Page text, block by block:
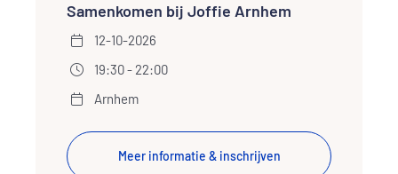
Samenkomen bij Joffie Arnhem
12-10-2026
19:30 - 22:00
Arnhem
Meer informatie & inschrijven